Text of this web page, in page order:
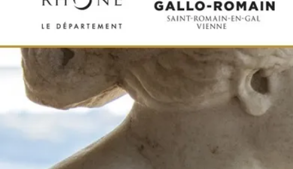
Musée
Confluences
En
Mars